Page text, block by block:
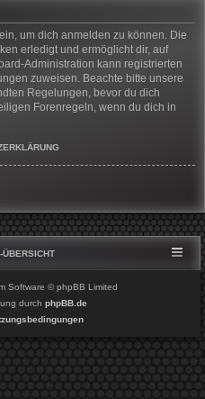
um dich anmelden zu können. Die
erledigt und ermöglicht dir, auf
Administration kann registrierten
zuweisen. Beachte bitte unsere
Regelungen, bevor du dich
Forenregeln, wenn du dich in
ÜBERSICHT
Software © phpBB Limited
durch phpBB.de